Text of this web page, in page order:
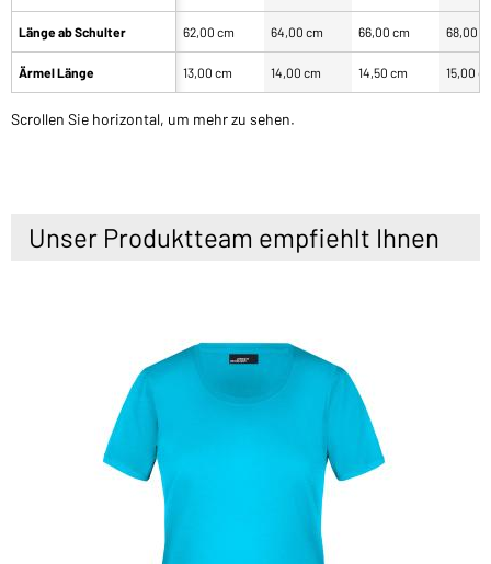
Länge ab Schulter
Ärmel Länge
62,00 cm 64,00 cm 66,00 cm 68,00
13,00 cm 14,00 cm 14,50 cm 15,00
Scrollen Sie horizontal, um mehr zu sehen.
Unser Produktteam empfiehlt Ihnen